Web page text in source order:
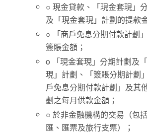
○ 現金貸款、「現金套現」
及「現金套現」計劃的提款
○ 「商戶免息分期付款計劃
簽賬金額；
o 「現金套現」分期計劃及
現」計劃、「簽賬分期計劃
戶免息分期付款計劃」及其
劃之每月供款金額；
○ 於非金融機構的交易（包
匯、匯票及旅行支票）；